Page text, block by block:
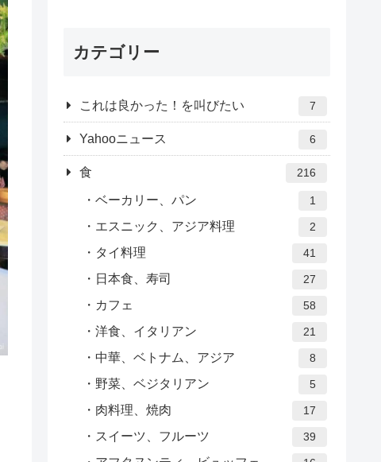
カテゴリー
これは良かった！を叫びたい 7
Yahooニュース 6
食 216
ベーカリー、パン 1
エスニック、アジア料理 2
タイ料理 41
日本食、寿司 27
カフェ 58
洋食、イタリアン 21
中華、ベトナム、アジア 8
野菜、ベジタリアン 5
肉料理、焼肉 17
スイーツ、フルーツ 39